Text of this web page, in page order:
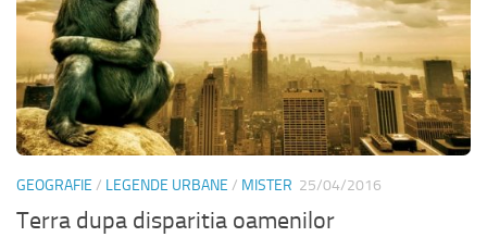
GEOGRAFIE / LEGENDE URBANE / MISTER 25/04/2016
Terra dupa disparitia oamenilor